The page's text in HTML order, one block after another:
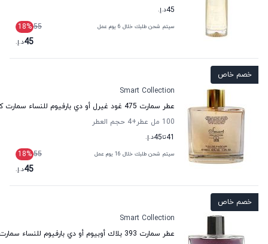
45د.إ.
سيتم شحن طلبك خلال 6 يوم عمل 55
18%
45د.إ.
خصم خاص
Smart Collection
عطر سمارت 475 غود غيرل أو دي بارفيوم للنساء سمارت كولكشن
100 مل عطر
+4
حجم العطر
41تا45د.إ.
سيتم شحن طلبك خلال 16 يوم عمل 55
18%
45د.إ.
خصم خاص
Smart Collection
عطر سمارت 393 بلاك أوبيوم أو دي بارفيوم للنساء سمارت كولكشن